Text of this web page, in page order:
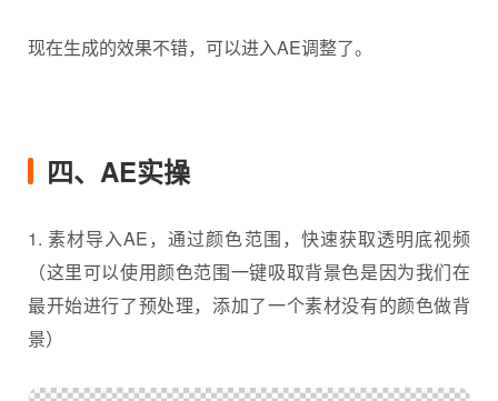
现在生成的效果不错，可以进入AE调整了。
四、AE实操
1. 素材导入AE，通过颜色范围，快速获取透明底视频
（这里可以使用颜色范围一键吸取背景色是因为我们在
最开始进行了预处理，添加了一个素材没有的颜色做背
景）